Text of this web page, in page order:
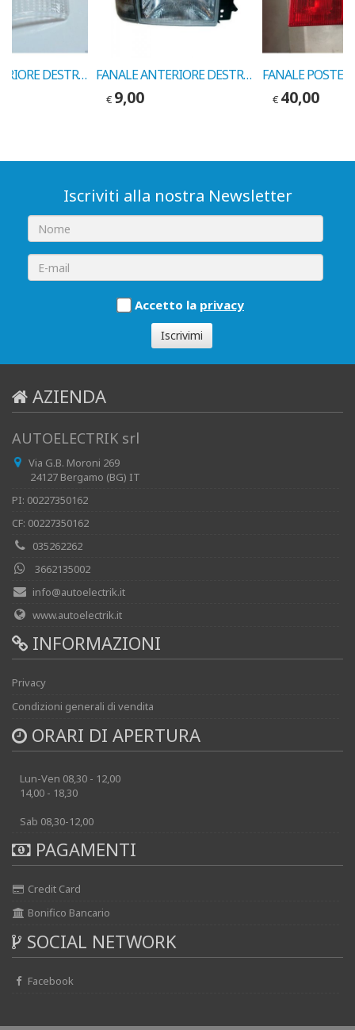
GEMMA ANTERIORE DESTRA FIAT 127D COD.10078022 FANALE ANTERIORE DESTRO FIAT TIPO COD.12082000
€ 9,00 € 40,00
Iscriviti alla nostra Newsletter
Accetto la privacy
Iscrivimi
AZIENDA
AUTOELECTRIK srl
Via G.B. Moroni 269
24127 Bergamo (BG) IT
PI: 00227350162
CF: 00227350162
035262262
3662135002
info@autoelectrik.it
www.autoelectrik.it
INFORMAZIONI
Privacy
Condizioni generali di vendita
ORARI DI APERTURA
Lun-Ven 08,30 - 12,00
14,00 - 18,30
Sab 08,30-12,00
PAGAMENTI
Credit Card
Bonifico Bancario
SOCIAL NETWORK
Facebook